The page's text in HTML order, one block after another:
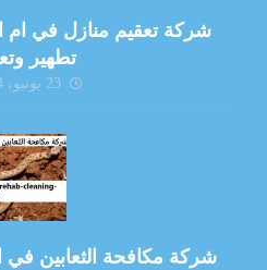
تطهير
23 يونيو، 2024